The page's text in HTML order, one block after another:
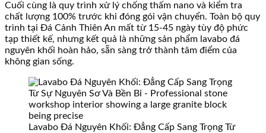
Cuối cùng là quy trình xử lý chống thấm nano và kiểm tra
chất lượng 100% trước khi đóng gói vận chuyển. Toàn bộ quy
trình tại Đá Cảnh Thiên An mất từ 15-45 ngày tùy độ phức
tạp thiết kế, nhưng kết quả là những sản phẩm lavabo đá
nguyên khối hoàn hảo, sẵn sàng trở thành tâm điểm của
không gian sống.
Lavabo Đá Nguyên Khối: Đẳng Cấp Sang Trọng Từ